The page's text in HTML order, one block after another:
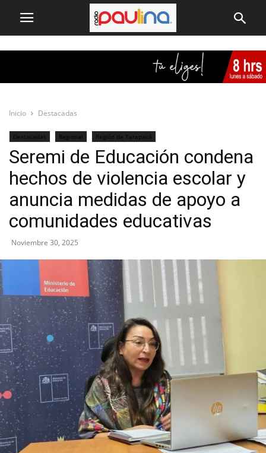
Inicio Destacadas
Destacadas Regional Región de Tarapacá
Seremi de Educación condena
hechos de violencia escolar y
anuncia medidas de apoyo a
comunidades educativas
Noviembre 30, 2025